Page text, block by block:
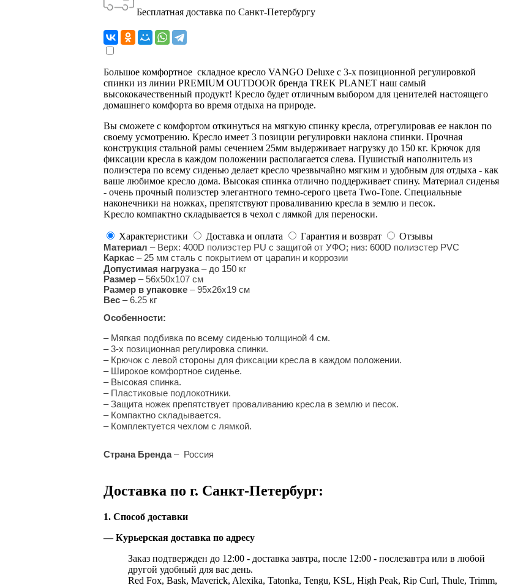
Бесплатная доставка по Санкт-Петербургу
Большое комфортное складное кресло VANGO Deluxe с 3-х позиционной регулировкой
спинки из линии PREMIUM OUTDOOR бренда TREK PLANET наш самый
высококачественный продукт! Кресло будет отличным выбором для ценителей настоящего
домашнего комфорта во время отдыха на природе.
Вы сможете с комфортом откинуться на мягкую спинку кресла, отрегулировав ее наклон по
своему усмотрению. Кресло имеет 3 позиции регулировки наклона спинки. Прочная
конструкция стальной рамы сечением 25мм выдерживает нагрузку до 150 кг. Крючок для
фиксации кресла в каждом положении располагается слева. Пушистый наполнитель из
полиэстера по всему сиденью делает кресло чрезвычайно мягким и удобным для отдыха - как
ваше любимое кресло дома. Высокая спинка отлично поддерживает спину. Материал сиденья
- очень прочный полиэстер элегантного темно-серого цвета Two-Tone. Специальные
наконечники на ножках, препятствуют проваливанию кресла в землю и песок.
Kресло компактно складывается в чехол с лямкой для переноски.
Характеристики Доставка и оплата Гарантия и возврат
Отзывы
Материал – Верх: 400D полиэстер PU с защитой от УФО; низ: 600D полиэстер PVC
Каркас –25 мм сталь с покрытием от царапин и коррозии
Допустимая нагрузка–до 150 кг
Размер –56х50х107 см
Размер в упаковке – 95x26x19 см
Вес –6.25 кг
Особенности:
– Мягкая подбивка по всему сиденью толщиной 4 см.
– 3-х позиционная регулировка спинки.
– Крючок с левой стороны для фиксации кресла в каждом положении.
– Широкое комфортное сиденье.
– Высокая спинка.
– Пластиковые подлокотники.
– Защита ножек препятствует проваливанию кресла в землю и песок.
– Компактно складывается.
–Комплектуется чехлом с лямкой.
Страна Бренда– Россия
Доставка по г. Санкт-Петербург:
1. Способ доставки
— Курьерская доставка по адресу
Заказ подтвержден до 12:00 - доставка завтра, после 12:00 - послезавтра или в любой
другой удобный для вас день.
Red Fox, Bask, Maverick, Alexika, Tatonka, Tengu, KSL, High Peak, Rip Curl, Thule, Trimm,